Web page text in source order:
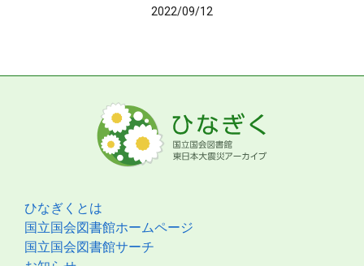
2022/09/12
ひなぎくとは
国立国会図書館ホームページ
国立国会図書館サーチ